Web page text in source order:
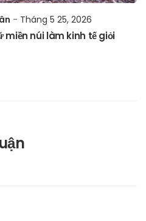
Tháng 5 25, 2026
miền núi làm kinh tế giỏi